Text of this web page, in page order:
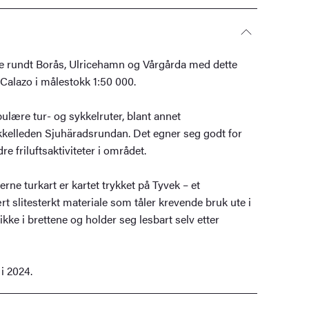
rundt Borås, Ulricehamn og Vårgårda med dette
i målestokk 1:50 000.
tur- og sykkelruter, blant annet
Sjuhäradsrundan. Det egner seg godt for
friluftsaktiviteter i området.
turkart er kartet trykket på Tyvek – et
slitesterkt materiale som tåler krevende bruk ute i
i brettene og holder seg lesbart selv etter
2024.